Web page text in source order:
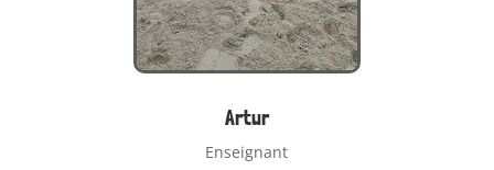
Artur
Enseignant